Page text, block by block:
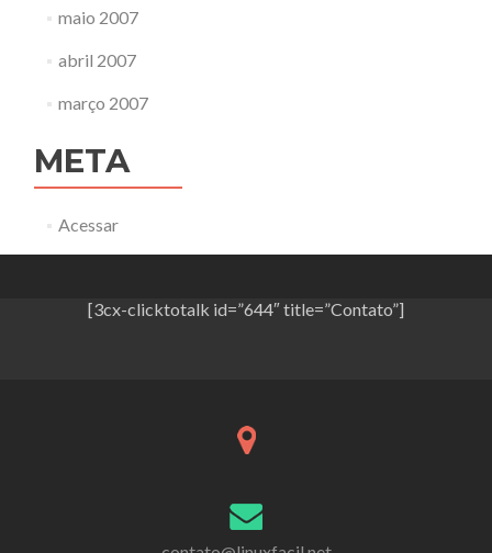
maio 2007
abril 2007
março 2007
META
Acessar
[3cx-clicktotalk id=”644″ title=”Contato”]